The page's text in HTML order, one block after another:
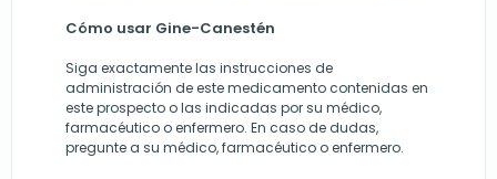
Cómo usar Gine-Canestén
Siga exactamente las instrucciones de
administración de este medicamento contenidas en
este prospecto o las indicadas por su médico,
farmacéutico o enfermero. En caso de dudas,
pregunte a su médico, farmacéutico o enfermero.